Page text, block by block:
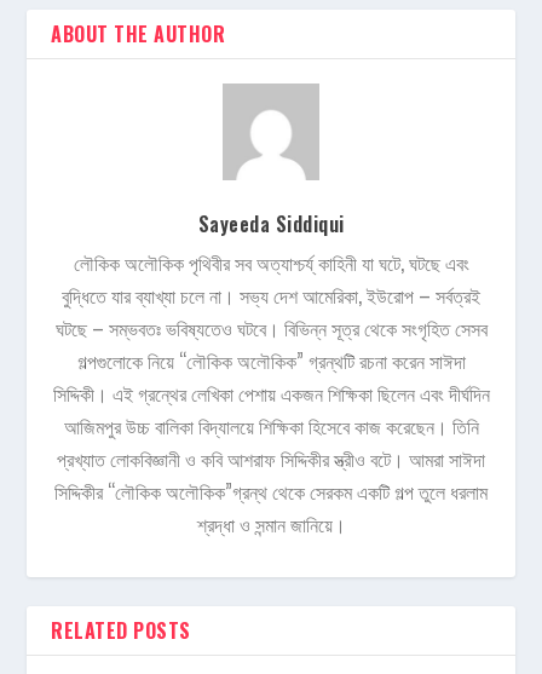
ABOUT THE AUTHOR
Sayeeda Siddiqui
লৌকিক অলৌকিক পৃথিবীর সব অত্যাশ্চর্য্ কাহিনী যা ঘটে, ঘটছে এবং
বুদ্ধিতে যার ব্যাখ্যা চলে না। সভ্য দেশ আমেরিকা, ইউরোপ – সর্বত্রই
ঘটছে – সম্ভবতঃ ভবিষ্যতেও ঘটবে। বিভিন্ন সূত্র থেকে সংগৃহিত সেসব
গল্পগুলোকে নিয়ে “লৌকিক অলৌকিক” গ্রন্থটি রচনা করেন সাঈদা
সিদ্দিকী। এই গ্রন্থের লেখিকা পেশায় একজন শিক্ষিকা ছিলেন এবং দীর্ঘদিন
আজিমপুর উচ্চ বালিকা বিদ্যালয়ে শিক্ষিকা হিসেবে কাজ করেছেন। তিনি
প্রখ্যাত লোকবিজ্ঞানী ও কবি আশরাফ সিদ্দিকীর স্ত্রীও বটে। আমরা সাঈদা
সিদ্দিকীর “লৌকিক অলৌকিক”গ্রন্থ থেকে সেরকম একটি গল্প তুলে ধরলাম
শ্রদ্ধা ও সন্মান জানিয়ে।
RELATED POSTS